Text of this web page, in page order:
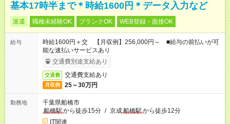
基本17時半まで＊時給1600円＊データ入力など
派遣 職種未経験OK ブランクOK WEB登録・面接OK
給与
時給1600円＋交 【月収例】256,000円～ ■給与の前払いが可
能な速払いサービスあり
交通費別途支給あり
交通費 交通費支給あり
月収例 25～30万円
勤務地
千葉県船橋市
船橋駅から徒歩15分 / 京成船橋駅から徒歩12分
IT関連